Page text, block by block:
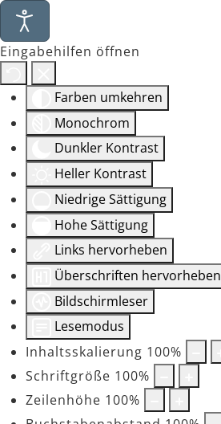
Eingabehilfen öffnen
Farben umkehren
Monochrom
Dunkler Kontrast
Heller Kontrast
Niedrige Sättigung
Hohe Sättigung
Links hervorheben
Überschriften hervorheben
Bildschirmleser
Lesemodus
Inhaltsskalierung 100%
Schriftgröße 100%
Zeilenhöhe 100%